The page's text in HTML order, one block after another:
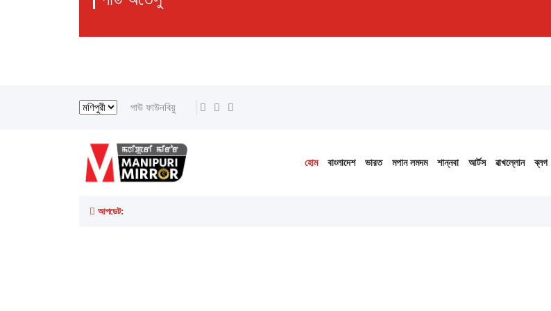
পাউ ফাউনবিয়ু
হোম বাংলাদেশ ভারত মপান লমদম শান্নবা আর্টস ৱাখল্লোন ব্লগ
আপডেট: